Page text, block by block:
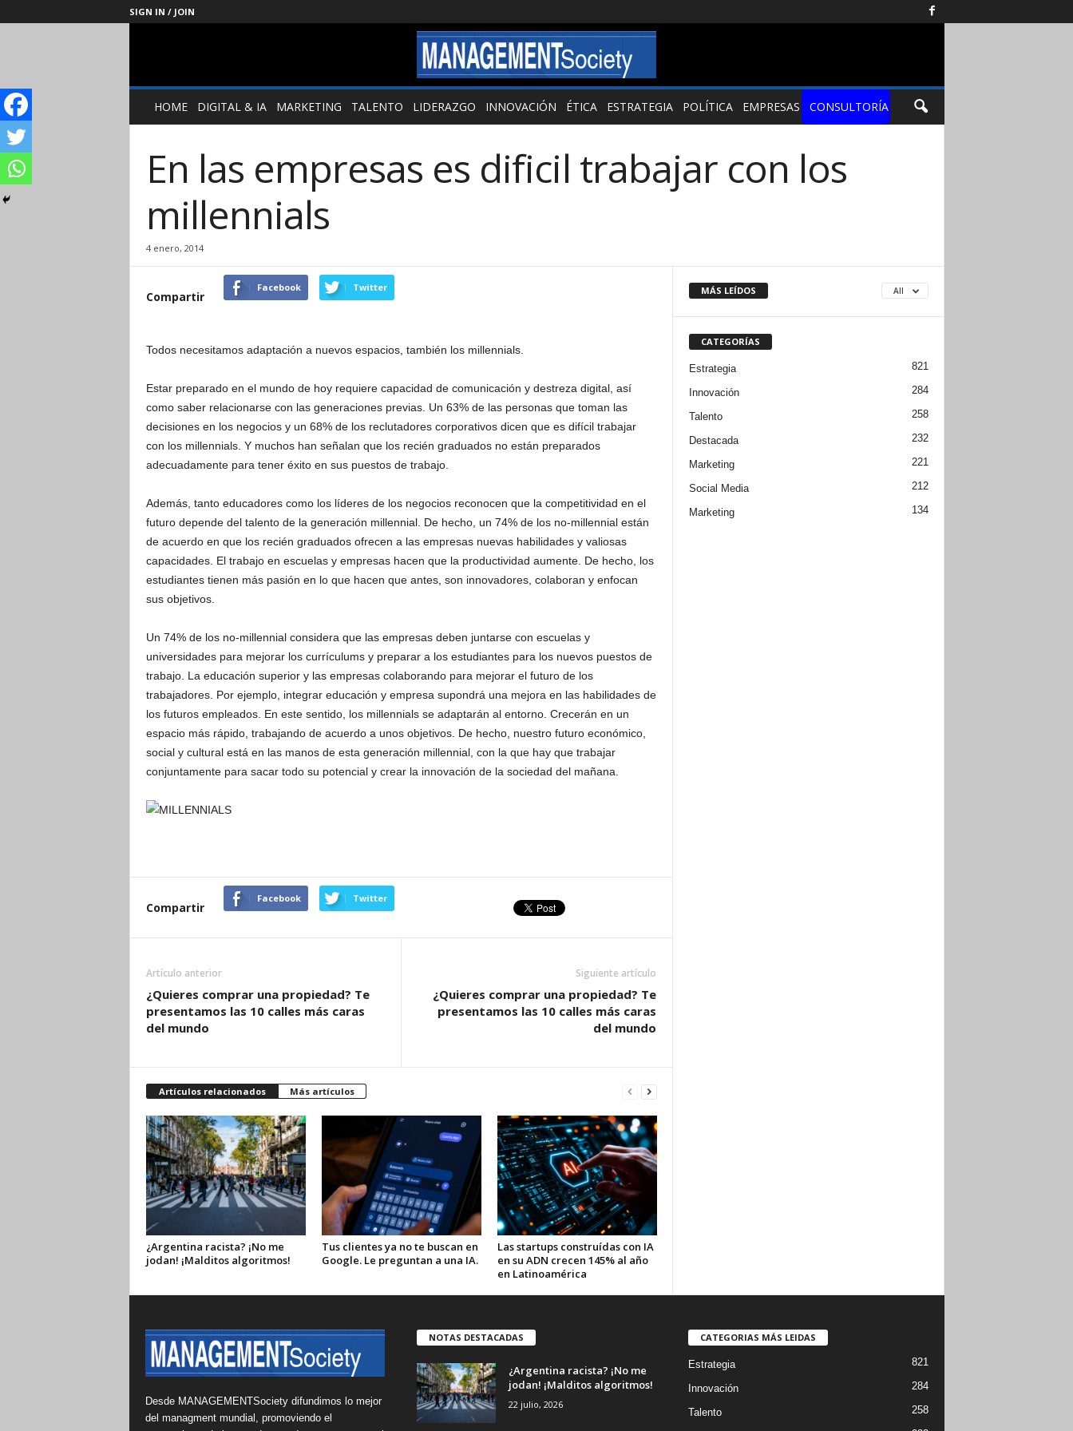
SIGN IN / JOIN
Management
SocietyHOME DIGITAL & IA MARKETING TALENTO LIDERAZGO INNOVACIÓN ÉTICA ESTRATEGIA POLÍTICA EMPRESAS CONSULTORÍA
En las empresas es dificil trabajar con los
millennials
4 enero, 2014
Compartir
Facebook Twitter
Todos necesitamos adaptación a nuevos espacios, también los millennials.
Estar preparado en el mundo de hoy requiere capacidad de comunicación y destreza digital, así
como saber relacionarse con las generaciones previas. Un 63% de las personas que toman las
decisiones en los negocios y un 68% de los reclutadores corporativos dicen que es difícil trabajar
con los millennials. Y muchos han señalan que los recién graduados no están preparados
adecuadamente para tener éxito en sus puestos de trabajo.
Además, tanto educadores como los líderes de los negocios reconocen que la competitividad en el
futuro depende del talento de la generación millennial. De hecho, un 74% de los no-millennial están
de acuerdo en que los recién graduados ofrecen a las empresas nuevas habilidades y valiosas
capacidades. El trabajo en escuelas y empresas hacen que la productividad aumente. De hecho, los
estudiantes tienen más pasión en lo que hacen que antes, son innovadores, colaboran y enfocan
sus objetivos.
Un 74% de los no-millennial considera que las empresas deben juntarse con escuelas y
universidades para mejorar los currículums y preparar a los estudiantes para los nuevos puestos de
trabajo. La educación superior y las empresas colaborando para mejorar el futuro de los
trabajadores. Por ejemplo, integrar educación y empresa supondrá una mejora en las habilidades de
los futuros empleados. En este sentido, los millennials se adaptarán al entorno. Crecerán en un
espacio más rápido, trabajando de acuerdo a unos objetivos. De hecho, nuestro futuro económico,
social y cultural está en las manos de esta generación millennial, con la que hay que trabajar
conjuntamente para sacar todo su potencial y crear la innovación de la sociedad del mañana.
Compartir
Facebook Twitter
Artículo anterior
¿Quieres comprar una propiedad? Te
presentamos las 10 calles más caras
del mundo
Siguiente artículo
¿Quieres comprar una propiedad? Te
presentamos las 10 calles más caras
del mundo
Artículos relacionados Más artículos
¿Argentina racista? ¡No me
jodan! ¡Malditos algoritmos!
Tus clientes ya no te buscan en
Google. Le preguntan a una IA.
Las startups construídas con IA
en su ADN crecen 145% al año
en Latinoamérica
MÁS LEÍDOS All
CATEGORÍAS
Estrategia 821
Innovación 284
Talento 258
Destacada 232
Marketing 221
Social Media 212
Marketing 134
Desde MANAGEMENTSociety difundimos lo mejor
del managment mundial, promoviendo el
NOTAS DESTACADAS
¿Argentina racista? ¡No me
jodan! ¡Malditos algoritmos!
22 julio, 2026
CATEGORIAS MÁS LEIDAS
Estrategia 821
Innovación 284
Talento 258